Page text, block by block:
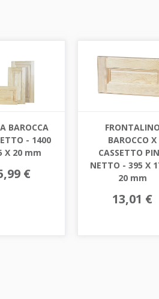
BAROCCA
- 1400
X 20 mm
€
FRONTALINO
BAROCCO X
CASSETTO
NETTO - 395 X
20 mm
13,01 €